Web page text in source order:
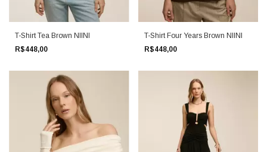
T-Shirt Tea Brown NIINI
R$448,00
T-Shirt Four Years Brown NIINI
R$448,00